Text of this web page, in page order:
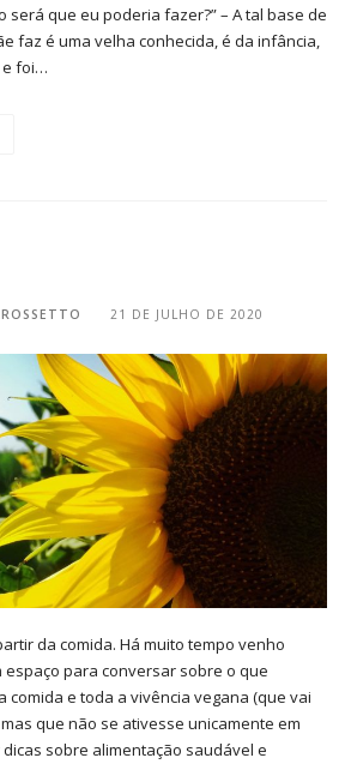
será que eu poderia fazer?” – A tal base de
faz é uma velha conhecida, é da infância,
e foi…
21 DE JULHO DE 2020
da comida. Há muito tempo venho
para conversar sobre o que
comida e toda a vivência vegana (que vai
que não se ativesse unicamente em
sobre alimentação saudável e